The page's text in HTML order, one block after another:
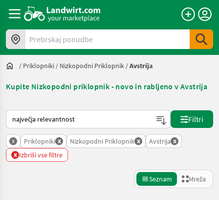
Prebrskaj ponudbe
/ Priklopniki / Nizkopodni Priklopnik /Avstrija
Kupite Nizkopodni priklopnik - novo in rabljeno v Avstrija
Tako je razvrščeno na Landwirt.com
Filtri
x Priklopniki x Nizkopodni Priklopnik x Avstrija x
x Izbriši vse filtre
Seznam Mreža